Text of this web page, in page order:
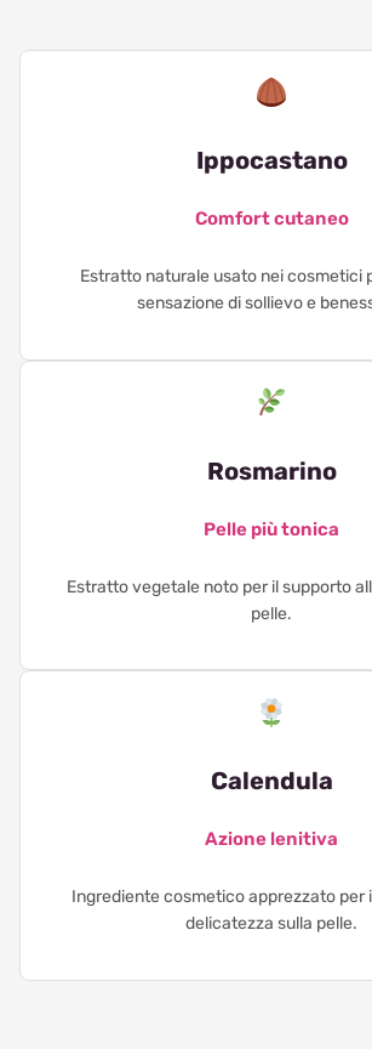
Ippocastano
Comfort cutaneo
Estratto naturale usato nei cosmetici
sensazione di sollievo e
Rosmarino
Pelle più tonica
Estratto vegetale noto per il supporto
pelle.
Calendula
Azione lenitiva
Ingrediente cosmetico apprezzato per
delicatezza sulla pelle.